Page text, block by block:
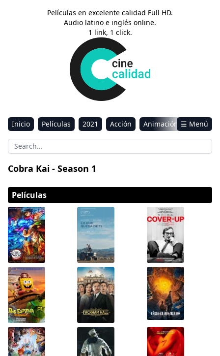
Películas en excelente calidad Full HD.
Audio latino e inglés online.
1 link, 1 click.
Inicio Películas 2021 Acción
Animación
Aventura
Ciencia ficción Comedia
Drama
☰ Menú
Cobra Kai - Season 1
Películas